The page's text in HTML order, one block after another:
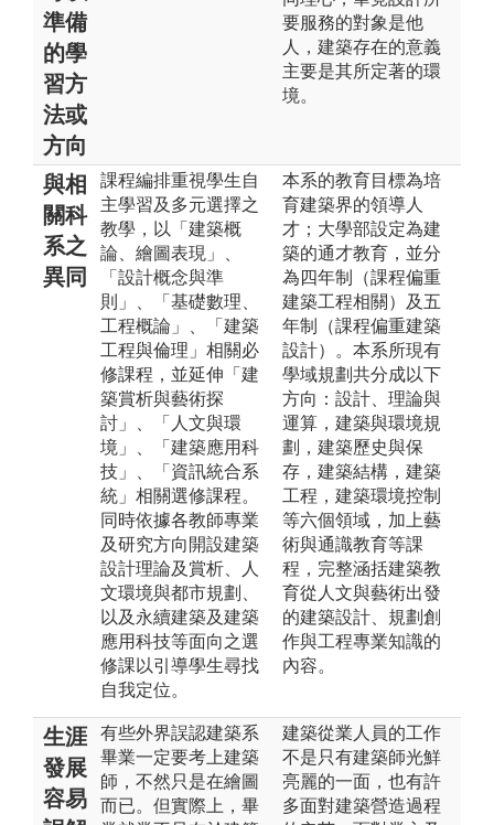
準備
的學
習方
法或
方向
要服務的對象是他
人，建築存在的意義
主要是其所定著的環
境。
與相
關科
系之
異同
課程編排重視學生自
主學習及多元選擇之
教學，以「建築概
論、繪圖表現」、
「設計概念與準
則」、「基礎數理、
工程概論」、「建築
工程與倫理」相關必
修課程，並延伸「建
築賞析與藝術探
討」、「人文與環
境」、「建築應用科
技」、「資訊統合系
統」相關選修課程。
同時依據各教師專業
及研究方向開設建築
設計理論及賞析、人
文環境與都市規劃、
以及永續建築及建築
應用科技等面向之選
修課以引導學生尋找
自我定位。
本系的教育目標為培
育建築界的領導人
才；大學部設定為建
築的通才教育，並分
為四年制（課程偏重
建築工程相關）及五
年制（課程偏重建築
設計）。本系所現有
學域規劃共分成以下
方向：設計、理論與
運算，建築與環境規
劃，建築歷史與保
存，建築結構，建築
工程，建築環境控制
等六個領域，加上藝
術與通識教育等課
程，完整涵括建築教
育從人文與藝術出發
的建築設計、規劃創
作與工程專業知識的
內容。
生涯
發展
容易
有些外界誤認建築系
畢業一定要考上建築
師，不然只是在繪圖
而已。但實際上，畢
建築從業人員的工作
不是只有建築師光鮮
亮麗的一面，也有許
多面對建築營造過程